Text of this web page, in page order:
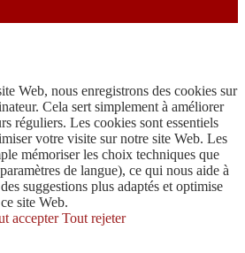
Web, nous enregistrons des cookies sur
Cela sert simplement à améliorer
réguliers. Les cookies sont essentiels
votre visite sur notre site Web. Les
mémoriser les choix techniques que
de langue), ce qui nous aide à
suggestions plus adaptés et optimise
site Web.
accepter Tout rejeter